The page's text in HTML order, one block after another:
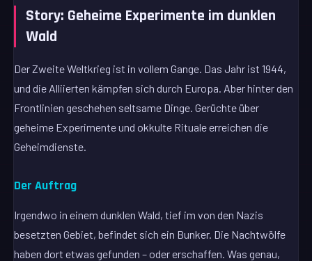
Story: Geheime Experimente im dunklen
Wald
Der Zweite Weltkrieg ist in vollem Gange. Das Jahr ist 1944,
und die Alliierten kämpfen sich durch Europa. Aber hinter den
Frontlinien geschehen seltsame Dinge. Gerüchte über
geheime Experimente und okkulte Rituale erreichen die
Geheimdienste.
Der Auftrag
Irgendwo in einem dunklen Wald, tief im von den Nazis
besetzten Gebiet, befindet sich ein Bunker. Die Nachtwölfe
haben dort etwas gefunden – oder erschaffen. Was genau,